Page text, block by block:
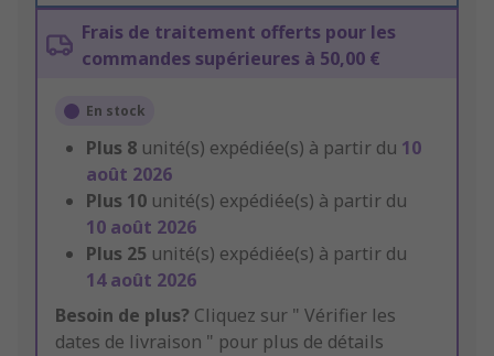
Frais de traitement offerts pour les
commandes supérieures à 50,00 €
En stock
Plus 8 unité(s) expédiée(s) à partir du 10
août 2026
Plus 10 unité(s) expédiée(s) à partir du
10 août 2026
Plus 25 unité(s) expédiée(s) à partir du
14 août 2026
Besoin de plus? Cliquez sur " Vérifier les
dates de livraison " pour plus de détails